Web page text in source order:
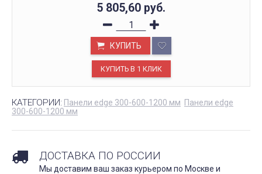
5 805,60 руб.
КУПИТЬ
КАТЕГОРИИ: Панели edge 300-600-1200 мм Панели edge
300-600-1200 мм
ДОСТАВКА ПО РОССИИ
Мы доставим ваш заказ курьером по Москве и